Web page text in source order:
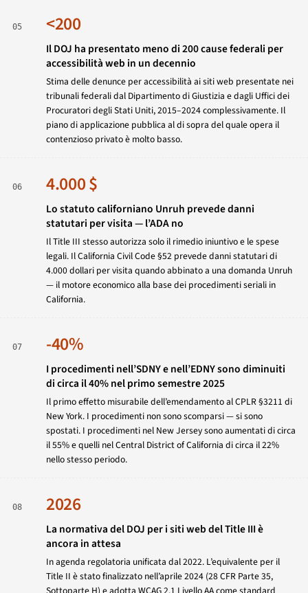
05 <200
Il DOJ ha presentato meno di 200 cause federali per
accessibilità web in un decennio
Stima delle denunce per accessibilità ai siti web presentate nei
tribunali federali dal Dipartimento di Giustizia e dagli Uffici dei
Procuratori degli Stati Uniti, 2015–2024 complessivamente. Il
piano di applicazione pubblica al di sopra del quale opera il
contenzioso privato è molto basso.
06 4.000 $
Lo statuto californiano Unruh prevede danni
statutari per visita — l’ADA no
Il Title III stesso autorizza solo il rimedio iniuntivo e le spese
legali. Il California Civil Code §52 prevede danni statutari di
4.000 dollari per visita quando abbinato a una domanda Unruh
— il motore economico alla base dei procedimenti seriali in
California.
07 -40%
I procedimenti nell’SDNY e nell’EDNY sono diminuiti
di circa il 40% nel primo semestre 2025
Il primo effetto misurabile dell’emendamento al CPLR §3211 di
New York. I procedimenti non sono scomparsi — si sono
spostati. I procedimenti nel New Jersey sono aumentati di circa
il 55% e quelli nel Central District of California di circa il 22%
nello stesso periodo.
08 2026
La normativa del DOJ per i siti web del Title III è
ancora in attesa
In agenda regolatoria unificata dal 2022. L’equivalente per il
Title II è stato finalizzato nell’aprile 2024 (28 CFR Parte 35,